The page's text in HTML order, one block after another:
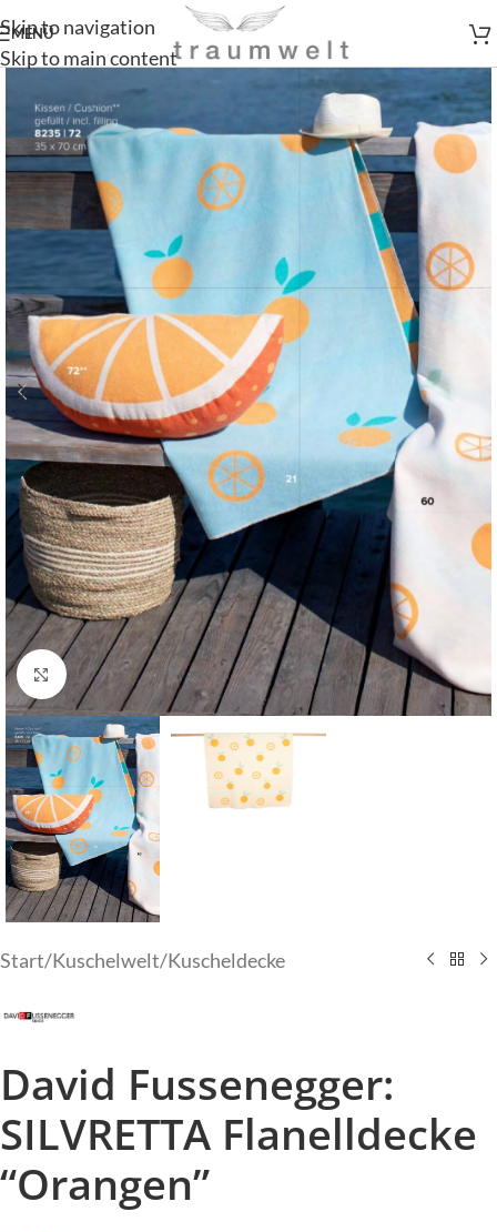
Skip to navigation
Skip to main content
MENÜ
Klick zum Vergrößern
Start/Kuschelwelt/Kuscheldecke
David Fussenegger:
SILVRETTA Flanelldecke
“Orangen”